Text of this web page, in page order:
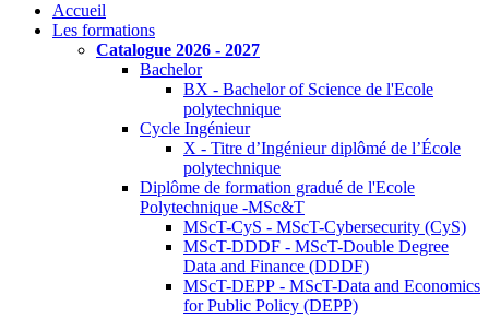
Accueil
Les formations
Catalogue 2026 - 2027
Bachelor
BX - Bachelor of Science de l'Ecole
polytechnique
Cycle Ingénieur
X - Titre d’Ingénieur diplômé de l’École
polytechnique
Diplôme de formation gradué de l'Ecole
Polytechnique -MSc&T
MScT-CyS - MScT-Cybersecurity (CyS)
MScT-DDDF - MScT-Double Degree
Data and Finance (DDDF)
MScT-DEPP - MScT-Data and Economics
for Public Policy (DEPP)